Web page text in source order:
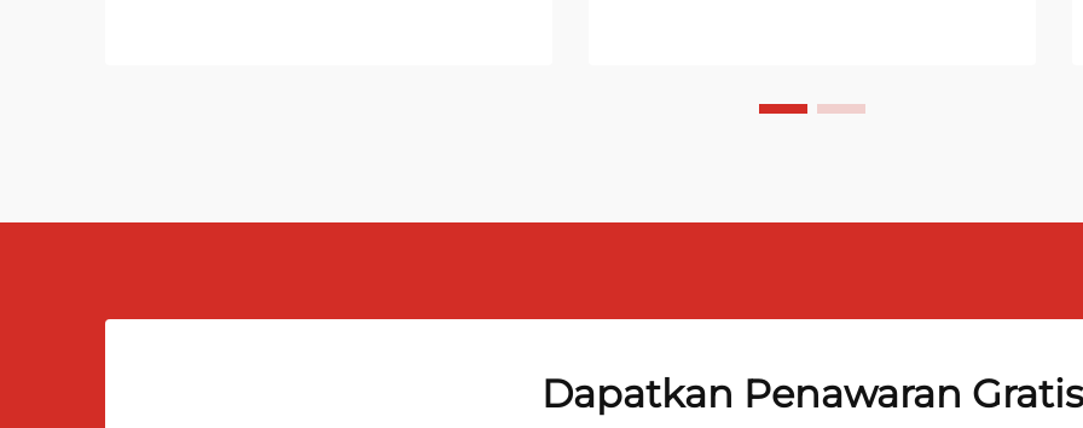
Dapatkan Penawaran Gratis